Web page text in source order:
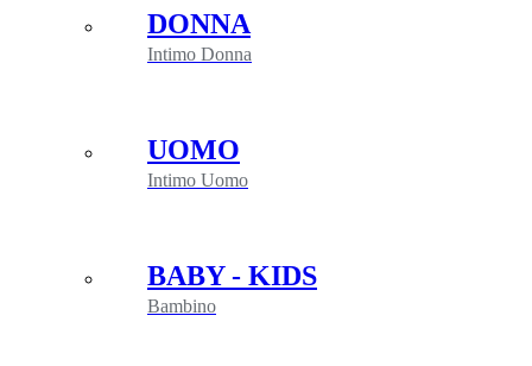
DONNA
Intimo Donna
UOMO
Intimo Uomo
BABY - KIDS
Bambino